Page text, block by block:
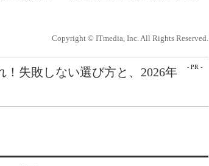
Copyright © ITmedia, Inc. All Rights Reserved.
- PR -
！失敗しない選び方と、2026年